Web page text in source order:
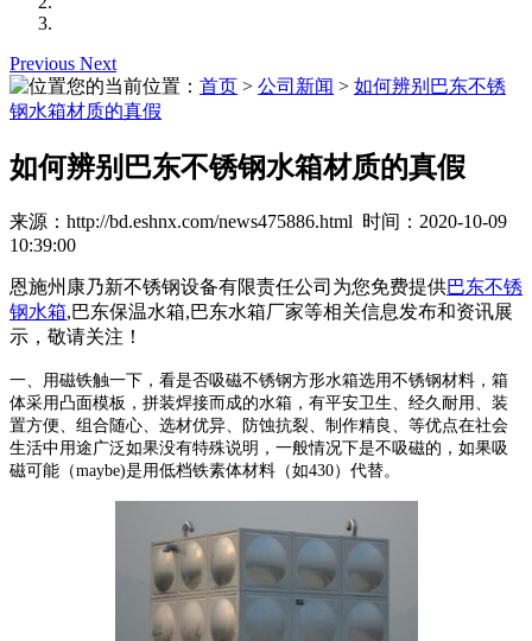
Previous Next
您的当前位置： 首页 > 公司新闻 > 如何辨别巴东不锈
钢水箱材质的真假
如何辨别巴东不锈钢水箱材质的真假
来源：http://bd.eshnx.com/news475886.html 时间：2020-10-09
10:39:00
恩施州康乃新不锈钢设备有限责任公司为您免费提供巴东不锈
钢水箱,巴东保温水箱,巴东水箱厂家等相关信息发布和资讯展
示，敬请关注！
一、用磁铁触一下，看是否吸磁不锈钢方形水箱选用不锈钢材料，箱
体采用凸面模板，拼装焊接而成的水箱，有平安卫生、经久耐用、装
置方便、组合随心、选材优异、防蚀抗裂、制作精良、等优点在社会
生活中用途广泛如果没有特殊说明，一般情况下是不吸磁的，如果吸
磁可能（maybe)是用低档铁素体材料（如430）代替。